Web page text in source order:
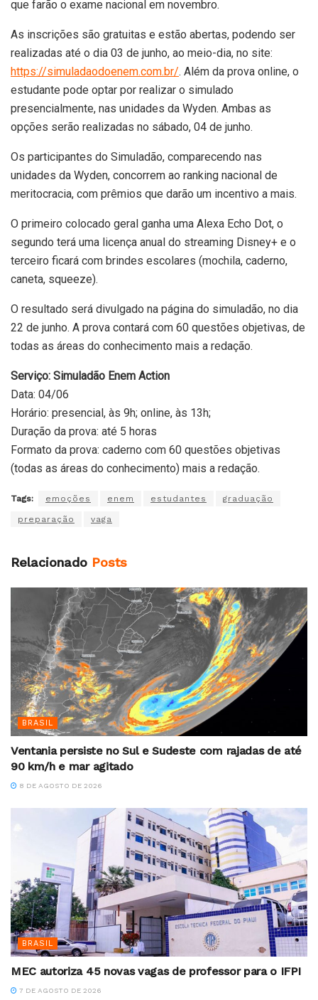
que farão o exame nacional em novembro.
As inscrições são gratuitas e estão abertas, podendo ser
realizadas até o dia 03 de junho, ao meio-dia, no site:
https://simuladaodoenem.com.br/. Além da prova online, o
estudante pode optar por realizar o simulado
presencialmente, nas unidades da Wyden. Ambas as
opções serão realizadas no sábado, 04 de junho.
Os participantes do Simuladão, comparecendo nas
unidades da Wyden, concorrem ao ranking nacional de
meritocracia, com prêmios que darão um incentivo a mais.
O primeiro colocado geral ganha uma Alexa Echo Dot, o
segundo terá uma licença anual do streaming Disney+ e o
terceiro ficará com brindes escolares (mochila, caderno,
caneta, squeeze).
O resultado será divulgado na página do simuladão, no dia
22 de junho. A prova contará com 60 questões objetivas, de
todas as áreas do conhecimento mais a redação.
Serviço: Simuladão Enem Action
Data: 04/06
Horário: presencial, às 9h; online, às 13h;
Duração da prova: até 5 horas
Formato da prova: caderno com 60 questões objetivas
(todas as áreas do conhecimento) mais a redação.
Tags: emoções enem estudantes graduação
preparação vaga
Relacionado Posts
BRASIL
Ventania persiste no Sul e Sudeste com rajadas de até
90 km/h e mar agitado
8 DE AGOSTO DE 2026
BRASIL
MEC autoriza 45 novas vagas de professor para o IFPI
7 DE AGOSTO DE 2026